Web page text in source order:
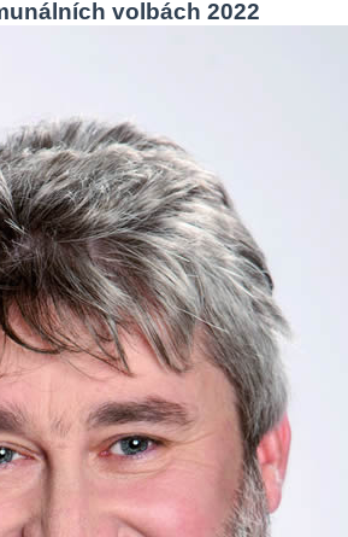
volbách 2022